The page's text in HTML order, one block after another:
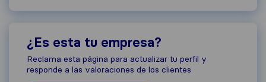
¿Es esta tu empresa?
Reclama esta página para actualizar tu perfil y
responde a las valoraciones de los clientes